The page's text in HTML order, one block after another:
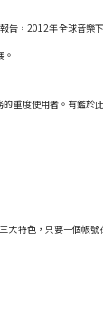
，2012年全球音
重度使用者。有鑑於
大特色，只要一個帳